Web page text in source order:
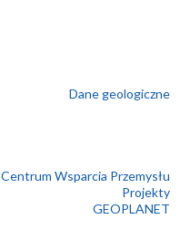
Dane geologiczne
Centrum Wsparcia Przemysłu
Projekty
GEOPLANET